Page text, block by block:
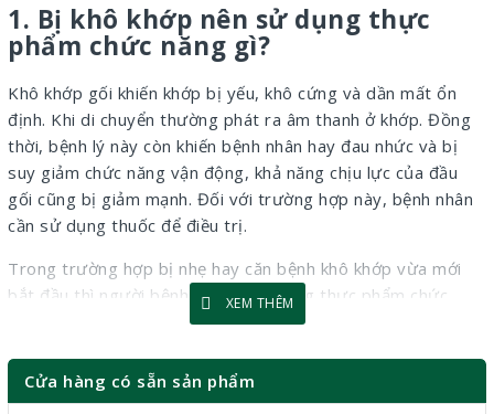
1. Bị khô khớp nên sử dụng thực
phẩm chức năng gì?
Khô khớp gối khiến khớp bị yếu, khô cứng và dần mất ổn
định. Khi di chuyển thường phát ra âm thanh ở khớp. Đồng
thời, bệnh lý này còn khiến bệnh nhân hay đau nhức và bị
suy giảm chức năng vận động, khả năng chịu lực của đầu
gối cũng bị giảm mạnh. Đối với trường hợp này, bệnh nhân
cần sử dụng thuốc để điều trị.
Trong trường hợp bị nhẹ hay căn bệnh khô khớp vừa mới
bắt đầu thì người bệnh có thể sử dụng thực phẩm chức
năng bôi trơn khớp gối kết hợp chế độ ăn uống, rèn luyện
khớp Glucosamine Orihirolà thực phẩm chức năng tốt
cho xương khớp được sản xuất từ Nhật Bản, đem đến các
XEM THÊM
Cửa hàng có sẵn sản phẩm